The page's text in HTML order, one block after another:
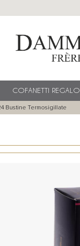
COFANETTI REGALO
Bustine Termosigillate